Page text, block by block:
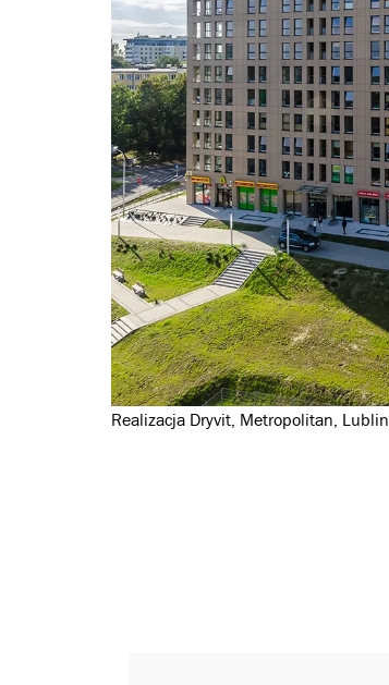
Realizacja Dryvit, Metropolitan, Lublin